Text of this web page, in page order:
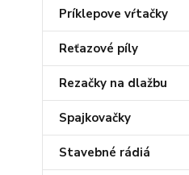
Príklepove vŕtačky
Reťazové píly
Rezačky na dlažbu
Spajkovačky
Stavebné rádiá